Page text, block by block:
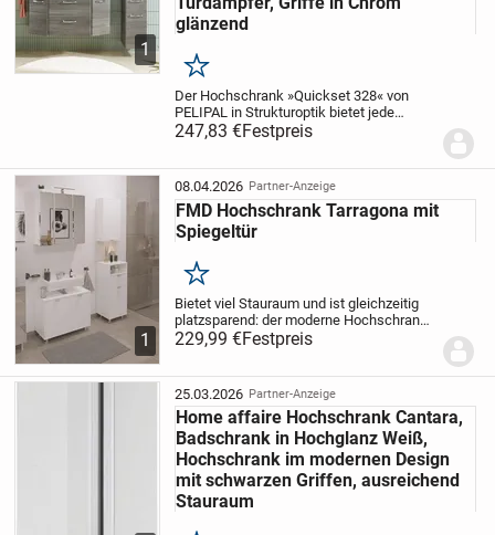
1
glänzend
Merken
Der Hochschrank »Quickset 328« von
PELIPAL in Strukturoptik bietet jede
Menge Stauraum. Im modernen Design
gehalten, lässt sie sich zu vielen
Farben und attraktive...
247,83 €Festpreis
1
08.04.2026 Partner-Anzeige
FMD Hochschrank Tarragona mit
Spiegeltür
Merken
Bietet viel Stauraum und ist gleichzeitig
platzsparend: der moderne Hochschrank
»Tarragona« von FMD. Er ergänzt deine
Badezimmereinrichtung im schlichten
mit...
229,99 €Festpreis
25.03.2026 Partner-Anzeige
Home affaire Hochschrank Cantara,
Badschrank in Hochglanz Weiß,
Hochschrank im modernen Design
mit schwarzen Griffen, ausreichend
Stauraum